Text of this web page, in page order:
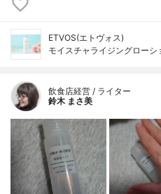
ETVOS(エトヴォス)
モイスチャライジングローシ
飲食店経営 / ライター
鈴木 まさ美